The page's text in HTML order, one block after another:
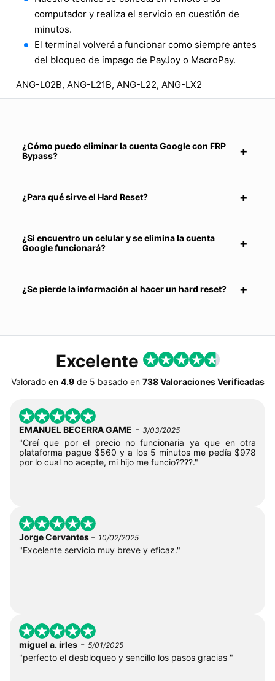
computador y realiza el servicio en cuestión de
minutos.
El terminal volverá a funcionar como siempre antes
del bloqueo de impago de PayJoy o MacroPay.
ANG-L02B, ANG-L21B, ANG-L22, ANG-LX2
¿Cómo puedo eliminar la cuenta Google con FRP
Bypass?
¿Para qué sirve el Hard Reset?
¿Si encuentro un celular y se elimina la cuenta
Google funcionará?
¿Se pierde la información al hacer un hard reset?
Excelente
Valorado en 4.9de 5 basado en 738 Valoraciones Verificadas
EMANUEL BECERRA GAME - 3/03/2025
"Creí que por el precio no funcionaria ya que en otra
plataforma pague $560 y a los 5 minutos me pedía $978
por lo cual no acepte, mi hijo me funcio????."
Jorge Cervantes - 10/02/2025
"Excelente servicio muy breve y eficaz."
miguel a. irles - 5/01/2025
"perfecto el desbloqueo y sencillo los pasos gracias "